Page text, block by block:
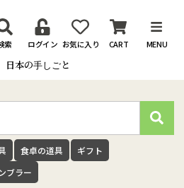
日本の手しごと
索 ログイン お気に入り CART MENU
検
索
食卓の道具
ギフト
ブラー